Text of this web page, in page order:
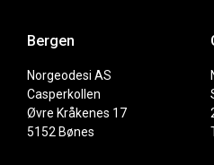
Bergen
Norgeodesi AS
Casperkollen
Øvre Kråkenes 17
5152 Bønes